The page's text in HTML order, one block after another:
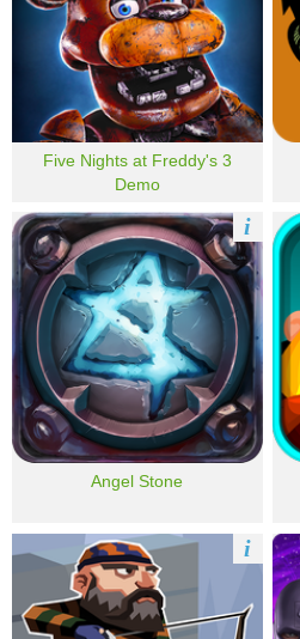
Five Nights at Freddy's 3
Demo
Angel Stone
i
i